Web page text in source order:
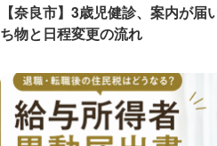
【奈良市】3歳児健診、案内が届
ち物と日程変更の流れ